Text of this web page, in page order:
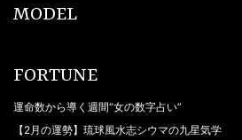
MODEL
FORTUNE
運命数から導く週間“女の数字占い”
【2月の運勢】琉球風水志シウマの九星気学